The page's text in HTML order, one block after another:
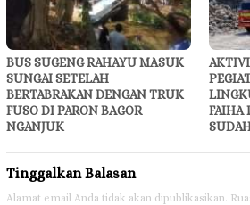
BUS SUGENG RAHAYU MASUK
SUNGAI SETELAH
BERTABRAKAN DENGAN TRUK
FUSO DI PARON BAGOR
NGANJUK
FAIHA
Tinggalkan Balasan
Alamat email Anda tidak akan dipublikasikan.